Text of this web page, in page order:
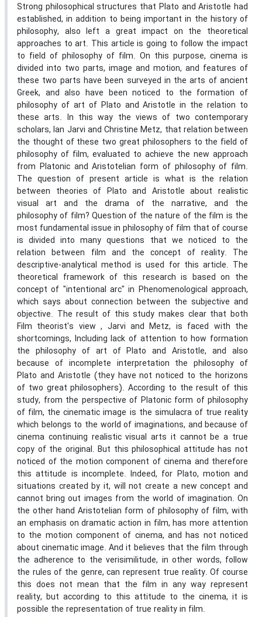
Strong philosophical structures that Plato and Aristotle had
established, in addition to being important in the history of
philosophy, also left a great impact on the theoretical
approaches to art. This article is going to follow the impact
to field of philosophy of film. On this purpose, cinema is
divided into two parts, image and motion, and features of
these two parts have been surveyed in the arts of ancient
Greek, and also have been noticed to the formation of
philosophy of art of Plato and Aristotle in the relation to
these arts. In this way the views of two contemporary
scholars, Ian Jarvi and Christine Metz, that relation between
the thought of these two great philosophers to the field of
philosophy of film, evaluated to achieve the new approach
from Platonic and Aristotelian form of philosophy of film.
The question of present article is what is the relation
between theories of Plato and Aristotle about realistic
visual art and the drama of the narrative, and the
philosophy of film? Question of the nature of the film is the
most fundamental issue in philosophy of film that of course
is divided into many questions that we noticed to the
relation between film and the concept of reality. The
descriptive-analytical method is used for this article. The
theoretical framework of this research is based on the
concept of "intentional arc" in Phenomenological approach,
which says about connection between the subjective and
objective. The result of this study makes clear that both
Film theorist's view , Jarvi and Metz, is faced with the
shortcomings, Including lack of attention to how formation
the philosophy of art of Plato and Aristotle, and also
because of incomplete interpretation the philosophy of
Plato and Aristotle (they have not noticed to the horizons
of two great philosophers). According to the result of this
study, from the perspective of Platonic form of philosophy
of film, the cinematic image is the simulacra of true reality
which belongs to the world of imaginations, and because of
cinema continuing realistic visual arts it cannot be a true
copy of the original. But this philosophical attitude has not
noticed of the motion component of cinema and therefore
this attitude is incomplete. Indeed, for Plato, motion and
situations created by it, will not create a new concept and
cannot bring out images from the world of imagination. On
the other hand Aristotelian form of philosophy of film, with
an emphasis on dramatic action in film, has more attention
to the motion component of cinema, and has not noticed
about cinematic image. And it believes that the film through
the adherence to the verisimilitude, in other words, follow
the rules of the genre, can represent true reality. Of course
this does not mean that the film in any way represent
reality, but according to this attitude to the cinema, it is
possible the representation of true reality in film.